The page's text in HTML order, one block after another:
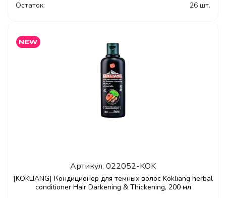
Остаток:
26 шт.
Артикул. 022052-KOK
[KOKLIANG] Кондиционер для темных волос Kokliang herbal
conditioner Hair Darkening & Thickening, 200 мл